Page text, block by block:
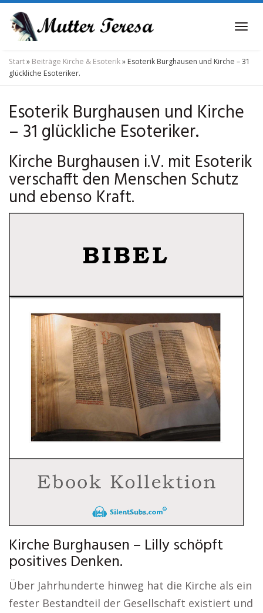
Skip
main
content
Start» Beiträge Kirche & Esoterik» Esoterik Burghausen und Kirche – 31
glückliche Esoteriker.
Esoterik Burghausen und Kirche
– 31 glückliche Esoteriker.
Kirche Burghausen i.V. mit Esoterik
verschafft den Menschen Schutz
und ebenso Kraft.
Kirche Burghausen – Lilly schöpft
positives Denken.
Über Jahrhunderte hinweg hat die Kirche als ein
fester Bestandteil der Gesellschaft existiert und